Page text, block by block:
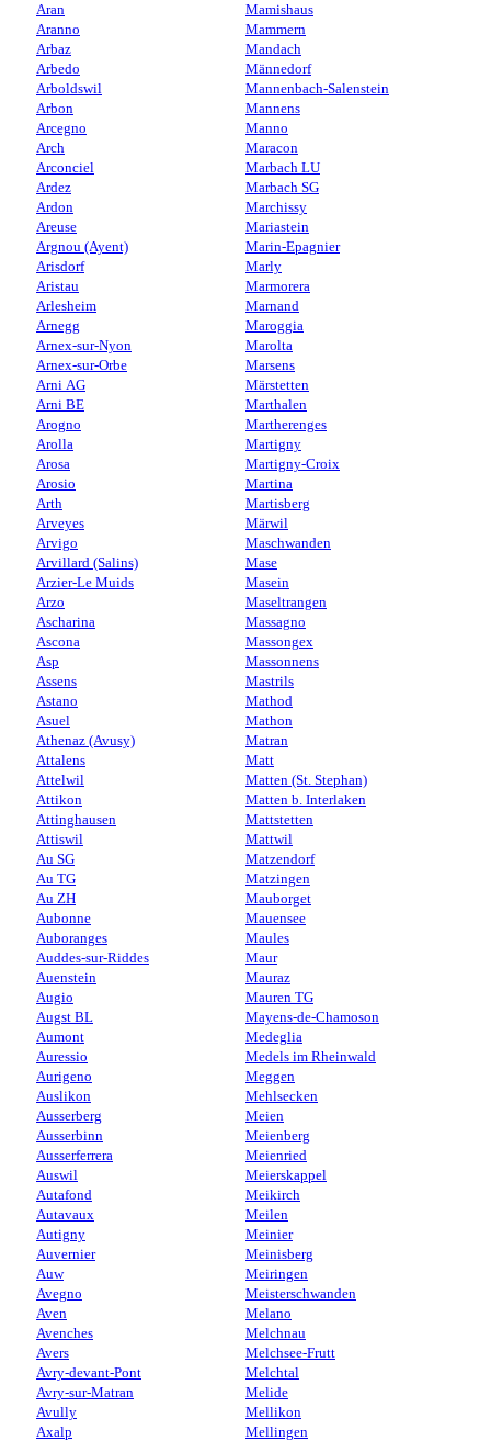
Aran
Aranno
Arbaz
Arbedo
Arboldswil
Arbon
Arcegno
Arch
Arconciel
Ardez
Ardon
Areuse
Argnou (Ayent)
Arisdorf
Aristau
Arlesheim
Arnegg
Arnex-sur-Nyon
Arnex-sur-Orbe
Arni AG
Arni BE
Arogno
Arolla
Arosa
Arosio
Arth
Arveyes
Arvigo
Arvillard (Salins)
Arzier-Le Muids
Arzo
Ascharina
Ascona
Asp
Assens
Astano
Asuel
Athenaz (Avusy)
Attalens
Attelwil
Attikon
Attinghausen
Attiswil
Au SG
Au TG
Au ZH
Aubonne
Auboranges
Auddes-sur-Riddes
Auenstein
Augio
Augst BL
Aumont
Auressio
Aurigeno
Auslikon
Ausserberg
Ausserbinn
Ausserferrera
Auswil
Autafond
Autavaux
Autigny
Auvernier
Auw
Avegno
Aven
Avenches
Avers
Avry-devant-Pont
Avry-sur-Matran
Avully
Axalp
Mamishaus
Mammern
Mandach
Männedorf
Mannenbach-Salenstein
Mannens
Manno
Maracon
Marbach LU
Marbach SG
Marchissy
Mariastein
Marin-Epagnier
Marly
Marmorera
Marnand
Maroggia
Marolta
Marsens
Märstetten
Marthalen
Martherenges
Martigny
Martigny-Croix
Martina
Martisberg
Märwil
Maschwanden
Mase
Masein
Maseltrangen
Massagno
Massongex
Massonnens
Mastrils
Mathod
Mathon
Matran
Matt
Matten (St. Stephan)
Matten b. Interlaken
Mattstetten
Mattwil
Matzendorf
Matzingen
Mauborget
Mauensee
Maules
Maur
Mauraz
Mauren TG
Mayens-de-Chamoson
Medeglia
Medels im Rheinwald
Meggen
Mehlsecken
Meien
Meienberg
Meienried
Meierskappel
Meikirch
Meilen
Meinier
Meinisberg
Meiringen
Meisterschwanden
Melano
Melchnau
Melchsee-Frutt
Melchtal
Melide
Mellikon
Mellingen